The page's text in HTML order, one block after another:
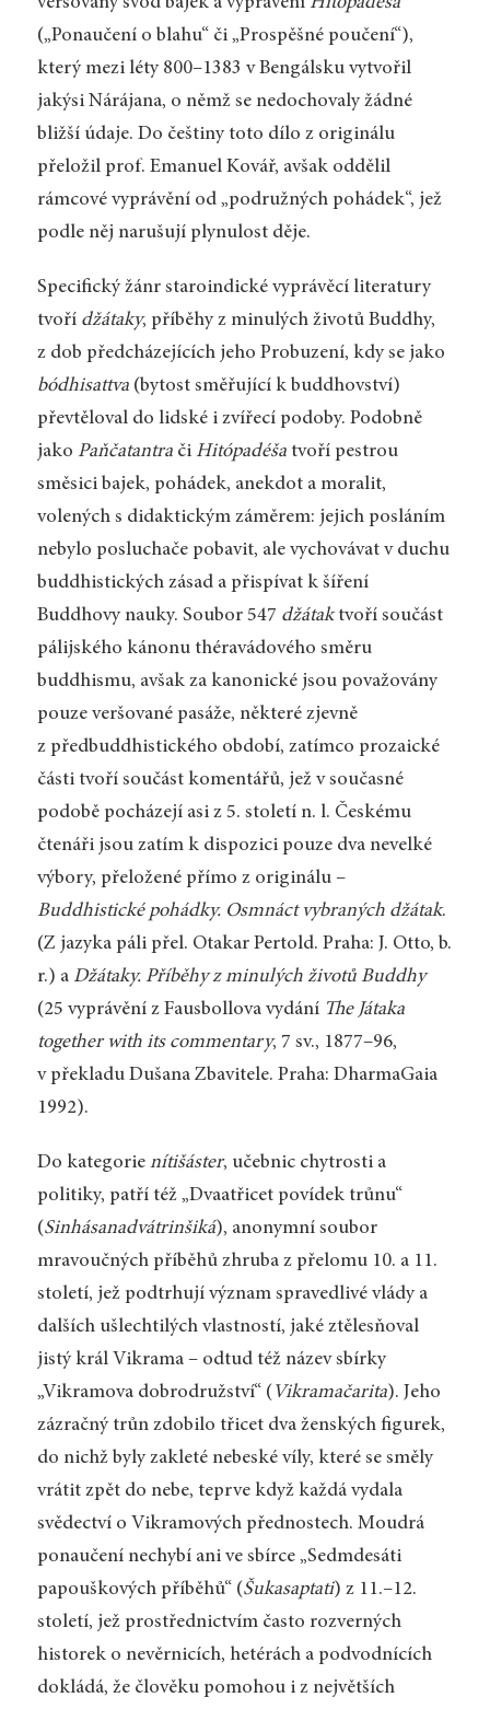
(„Ponaučení o blahu“ či „Prospěšné poučení“),
který mezi léty 800–1383 v Bengálsku vytvořil
jakýsi Nárájana, o němž se nedochovaly žádné
bližší údaje. Do češtiny toto dílo z originálu
přeložil prof. Emanuel Kovář, avšak oddělil
rámcové vyprávění od „podružných pohádek“, jež
podle něj narušují plynulost děje.
Specifický žánr staroindické vyprávěcí literatury
tvoří džátaky, příběhy z minulých životů Buddhy,
z dob předcházejících jeho Probuzení, kdy se jako
bódhisattva(bytost směřující k buddhovství)
převtěloval do lidské i zvířecí podoby. Podobně
jako Paňčatantrači Hitópadéšatvoří pestrou
směsici bajek, pohádek, anekdot a moralit,
volených s didaktickým záměrem: jejich posláním
nebylo posluchače pobavit, ale vychovávat v duchu
buddhistických zásad a přispívat k šíření
Buddhovy nauky. Soubor 547 džátaktvoří součást
pálijského kánonu théravádového směru
buddhismu, avšak za kanonické jsou považovány
pouze veršované pasáže, některé zjevně
z předbuddhistického období, zatímco prozaické
části tvoří součást komentářů, jež v současné
podobě pocházejí asi z 5. století n. l. Českému
čtenáři jsou zatím k dispozici pouze dva nevelké
výbory, přeložené přímo z originálu –
Buddhistické pohádky. Osmnáct vybraných džátak.
(Z jazyka páli přel. Otakar Pertold. Praha: J. Otto, b.
r.) a Džátaky. Příběhy z minulých životů Buddhy
(25 vyprávění z Fausbollova vydání The Játaka
together with its commentary, 7 sv., 1877–96,
v překladu Dušana Zbavitele. Praha: DharmaGaia
1992).
Do kategorie nítišáster, učebnic chytrosti a
politiky, patří též „Dvaatřicet povídek trůnu“
(Sinhásanadvátrinšiká), anonymní soubor
mravoučných příběhů zhruba z přelomu 10. a 11.
století, jež podtrhují význam spravedlivé vlády a
dalších ušlechtilých vlastností, jaké ztělesňoval
jistý král Vikrama – odtud též název sbírky
„Vikramova dobrodružství“ ( Vikramačarita). Jeho
zázračný trůn zdobilo třicet dva ženských figurek,
do nichž byly zakleté nebeské víly, které se směly
vrátit zpět do nebe, teprve když každá vydala
svědectví o Vikramových přednostech. Moudrá
ponaučení nechybí ani ve sbírce „Sedmdesáti
papouškových příběhů“ (Šukasaptati) z 11.–12.
století, jež prostřednictvím často rozverných
historek o nevěrnicích, hetérách a podvodnících
dokládá, že člověku pomohou i z největších